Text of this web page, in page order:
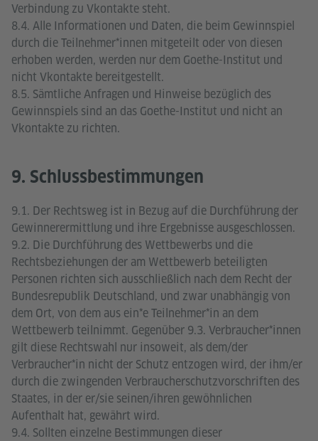
Verbindung zu Vkontakte steht.
8.4. Alle Informationen und Daten, die beim Gewinnspiel
durch die Teilnehmer*innen mitgeteilt oder von diesen
erhoben werden, werden nur dem Goethe-Institut und
nicht Vkontakte bereitgestellt.
8.5. Sämtliche Anfragen und Hinweise bezüglich des
Gewinnspiels sind an das Goethe-Institut und nicht an
Vkontakte zu richten.
9. Schlussbestimmungen
9.1. Der Rechtsweg ist in Bezug auf die Durchführung der
Gewinnerermittlung und ihre Ergebnisse ausgeschlossen.
9.2. Die Durchführung des Wettbewerbs und die
Rechtsbeziehungen der am Wettbewerb beteiligten
Personen richten sich ausschließlich nach dem Recht der
Bundesrepublik Deutschland, und zwar unabhängig von
dem Ort, von dem aus ein*e Teilnehmer*in an dem
Wettbewerb teilnimmt. Gegenüber 9.3. Verbraucher*innen
gilt diese Rechtswahl nur insoweit, als dem/der
Verbraucher*in nicht der Schutz entzogen wird, der ihm/er
durch die zwingenden Verbraucherschutzvorschriften des
Staates, in der er/sie seinen/ihren gewöhnlichen
Aufenthalt hat, gewährt wird.
9.4. Sollten einzelne Bestimmungen dieser